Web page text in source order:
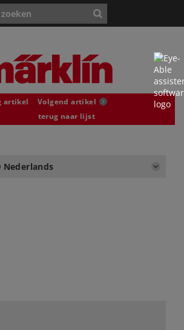
artikel
Volgend artikel
terug naar lijst
Nederlands